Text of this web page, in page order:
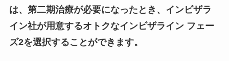
は、第二期治療が必要になったとき、インビザラ
イン社が用意するオトクなインビザライン フェー
ズ2を選択することができます。